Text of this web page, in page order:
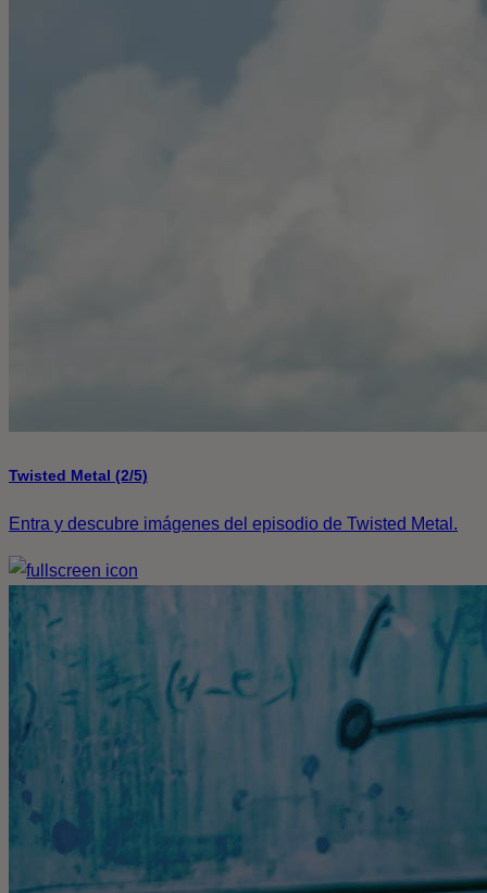
Twisted Metal (2/5)
Entra y descubre imágenes del episodio de Twisted Metal.